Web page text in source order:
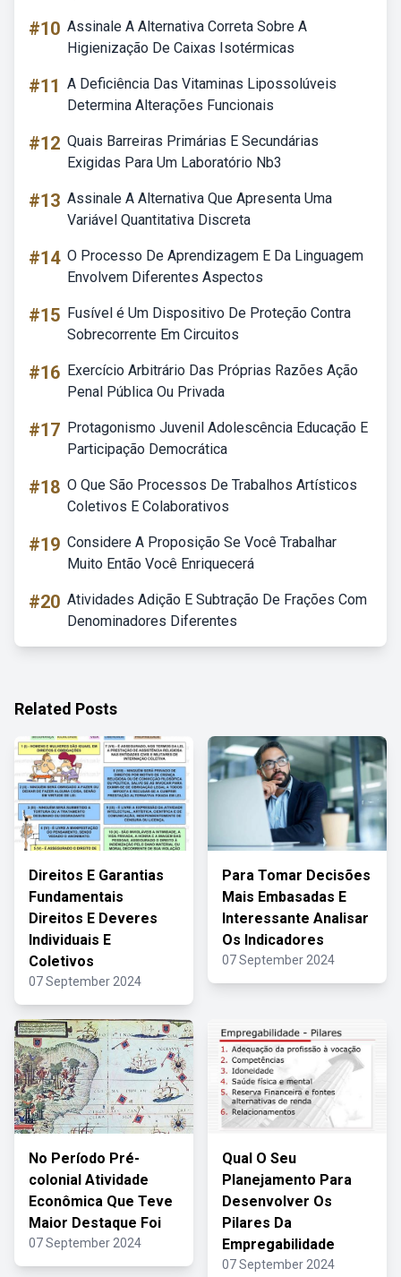
#10 Assinale A Alternativa Correta Sobre A
Higienização De Caixas Isotérmicas
#11 A Deficiência Das Vitaminas Lipossolúveis
Determina Alterações Funcionais
#12 Quais Barreiras Primárias E Secundárias
Exigidas Para Um Laboratório Nb3
#13 Assinale A Alternativa Que Apresenta Uma
Variável Quantitativa Discreta
#14 O Processo De Aprendizagem E Da Linguagem
Envolvem Diferentes Aspectos
#15 Fusível é Um Dispositivo De Proteção Contra
Sobrecorrente Em Circuitos
#16 Exercício Arbitrário Das Próprias Razões Ação
Penal Pública Ou Privada
#17 Protagonismo Juvenil Adolescência Educação E
Participação Democrática
#18 O Que São Processos De Trabalhos Artísticos
Coletivos E Colaborativos
#19 Considere A Proposição Se Você Trabalhar
Muito Então Você Enriquecerá
#20 Atividades Adição E Subtração De Frações Com
Denominadores Diferentes
Related Posts
Direitos E Garantias
Fundamentais
Direitos E Deveres
Individuais E
Coletivos
07 September 2024
Para Tomar Decisões
Mais Embasadas E
Interessante Analisar
Os Indicadores
07 September 2024
No Período Pré-
colonial Atividade
Econômica Que Teve
Maior Destaque Foi
07 September 2024
Qual O Seu
Planejamento Para
Desenvolver Os
Pilares Da
Empregabilidade
07 September 2024